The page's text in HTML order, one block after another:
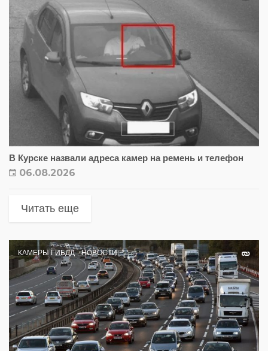
В Курске назвали адреса камер на ремень и телефон
06.08.2026
Читать еще
КАМЕРЫ ГИБДД НОВОСТИ